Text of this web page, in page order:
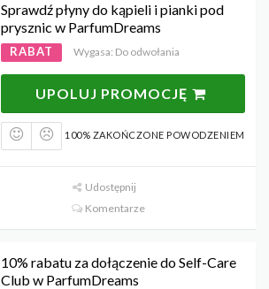
Sprawdź płyny do kąpieli i pianki pod
prysznic w ParfumDreams
RABAT Wygasa: Do odwołania
UPOLUJ PROMOCJĘ
100% ZAKOŃCZONE POWODZENIEM
Udostępnij
Komentarze
10% rabatu za dołączenie do Self-Care
Club w ParfumDreams